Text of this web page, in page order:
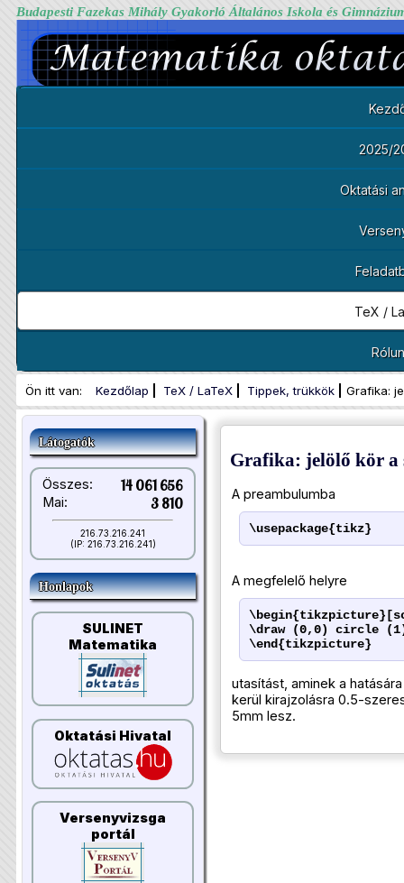
Budapesti Fazekas Mihály Gyakorló Általános Iskola és
2025/
Oktatási
TeX /
Ön itt van: Kezdőlap TeX / LaTeX Tippek, trükkök Grafika:
Látogatók
Összes: 14 061 656
Mai: 3 810
216.73.216.241
(IP: 216.73.216.241)
Honlapok
SULINET
Matematika
Oktatási Hivatal
Versenyvizsga
portál
Grafika: jelölő kör a
A preambulumba
\usepackage{tikz}
A megfelelő helyre
\draw (0,0) circle
\end{tikzpicture}
utasítást, aminek a
kerül kirajzolásra 0.5-
5mm lesz.